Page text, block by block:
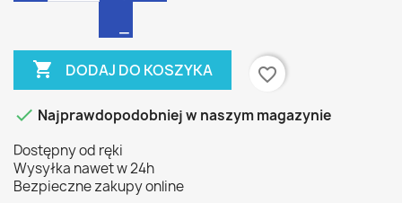
 DODAJ DO KOSZYKA
favorite_border
 Najprawdopodobniej w naszym magazynie
Dostępny od ręki
Wysyłka nawet w 24h
Bezpieczne zakupy online